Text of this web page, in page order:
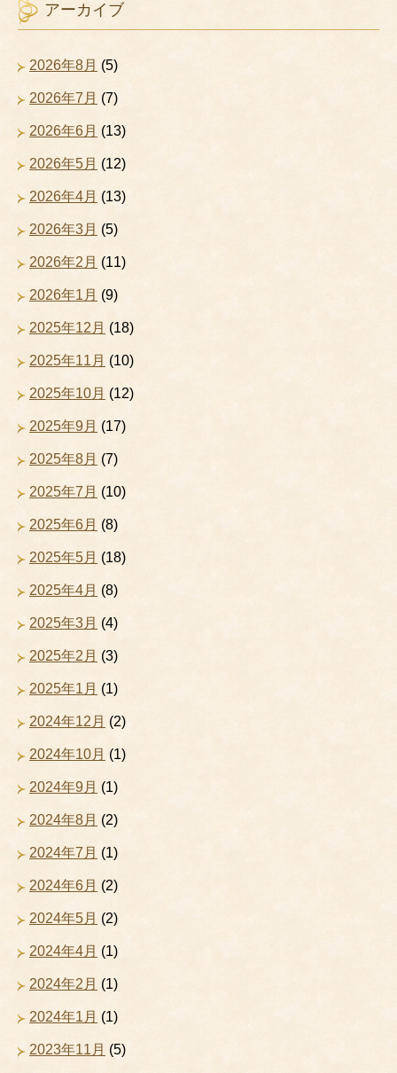
アーカイブ
2026年8月 (5)
2026年7月 (7)
2026年6月 (13)
2026年5月 (12)
2026年4月 (13)
2026年3月 (5)
2026年2月 (11)
2026年1月 (9)
2025年12月 (18)
2025年11月 (10)
2025年10月 (12)
2025年9月 (17)
2025年8月 (7)
2025年7月 (10)
2025年6月 (8)
2025年5月 (18)
2025年4月 (8)
2025年3月 (4)
2025年2月 (3)
2025年1月 (1)
2024年12月 (2)
2024年10月 (1)
2024年9月 (1)
2024年8月 (2)
2024年7月 (1)
2024年6月 (2)
2024年5月 (2)
2024年4月 (1)
2024年2月 (1)
2024年1月 (1)
2023年11月 (5)